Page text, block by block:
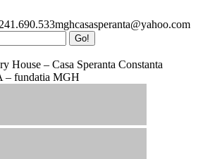
mghcasasperanta@yahoo.com
House – Casa Speranta Constanta
– fundatia MGH